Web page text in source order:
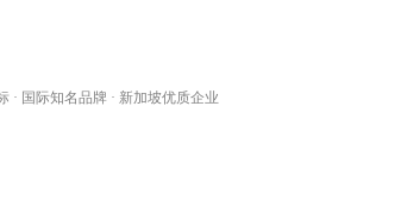
· 国际知名品牌 · 新加坡优质企业